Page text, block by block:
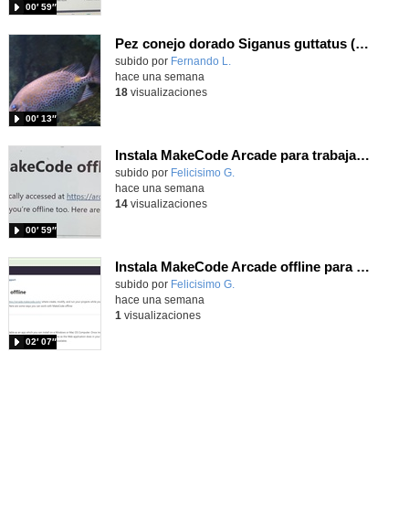
00′ 59″
Pez conejo dorado Siganus guttatus (Bloch, 1786)
Contenido educativo.
subido por Fernando L.
00′ 13″
hace una semana
18visualizaciones
Instala MakeCode Arcade para trabajar offline en tu tablet, ordenador, Chromebook
Contenido educativo.
subido por Felicisimo G.
00′ 59″
hace una semana
14visualizaciones
Instala MakeCode Arcade offline para programar grandes juegos sin necesidad de Internet
Contenido educativo.
subido por Felicisimo G.
02′ 07″
hace una semana
1 visualizaciones